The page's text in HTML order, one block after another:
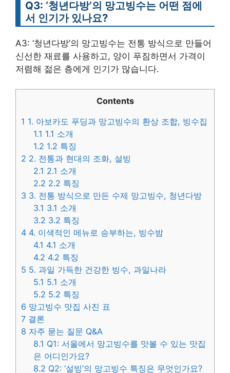
Q3: ‘청년다방’의 망고빙수는 어떤 점에
서 인기가 있나요?
A3: ‘청년다방’의 망고빙수는 전통 방식으로 만들어
신선한 재료를 사용하고, 양이 푸짐하면서 가격이
저렴해 젊은 층에게 인기가 많습니다.
Contents
1 1. 아보카도 푸딩과 망고빙수의 환상 조합, 빙수집
1.1 1.1 소개
1.2 1.2 특징
2 2. 전통과 현대의 조화, 설빙
2.1 2.1 소개
2.2 2.2 특징
3 3. 전통 방식으로 만든 수제 망고빙수, 청년다방
3.1 3.1 소개
3.2 3.2 특징
4 4. 이색적인 메뉴로 승부하는, 빙수밤
4.1 4.1 소개
4.2 4.2 특징
5 5. 과일 가득한 건강한 빙수, 과일나라
5.1 5.1 소개
5.2 5.2 특징
6 망고빙수 맛집 사진 표
7 결론
8 자주 묻는 질문 Q&A
8.1 Q1: 서울에서 망고빙수를 맛볼 수 있는 맛집
은 어디인가요?
8.2 Q2: ‘설빙’의 망고빙수 특징은 무엇인가요?